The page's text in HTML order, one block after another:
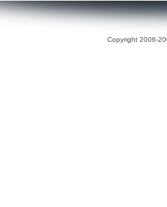
Copyright 2006-